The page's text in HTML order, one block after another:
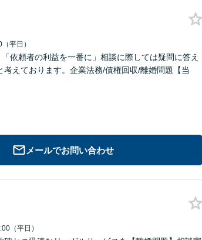
平日）
依頼者の利益を一番に」相談に際しては疑問に答え
えております。企業法務/債権回収/離婚問題【当
メールでお問い合わせ
（平日）